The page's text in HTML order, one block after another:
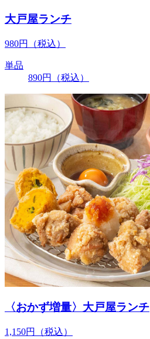
大戸屋ランチ
980円 （税込）
単品
890円 （税込）
〈おかず増量〉大戸屋ランチ
1,150円 （税込）